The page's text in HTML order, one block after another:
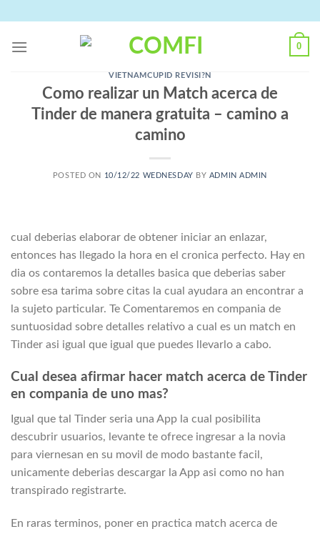
content
0
VIETNAMCUPID REVISI?N
Como realizar un Match acerca de
Tinder de manera gratuita – camino a
camino
POSTED ON 10/12/22 WEDNESDAY BY ADMIN ADMIN
cual deberias elaborar de obtener iniciar an enlazar,
entonces has llegado la hora en el cronica perfecto. Hay en
dia os contaremos la detalles basica que deberias saber
sobre esa tarima sobre citas la cual ayudara an encontrar a
la sujeto particular. Te Comentaremos en compania de
suntuosidad sobre detalles relativo a cual es un match en
Tinder asi­ igual que igual que puedes llevarlo a cabo.
Cual desea afirmar hacer match acerca de Tinder
en compania de uno mas?
Igual que tal Tinder seri­a una App la cual posibilita
descubrir usuarios, levante te ofrece ingresar a la novia
para viernes­an en su movil de modo bastante facil,
unicamente deberias descargar la App asi­ como no han
transpirado registrarte.
En raras terminos, poner en practica match acerca de